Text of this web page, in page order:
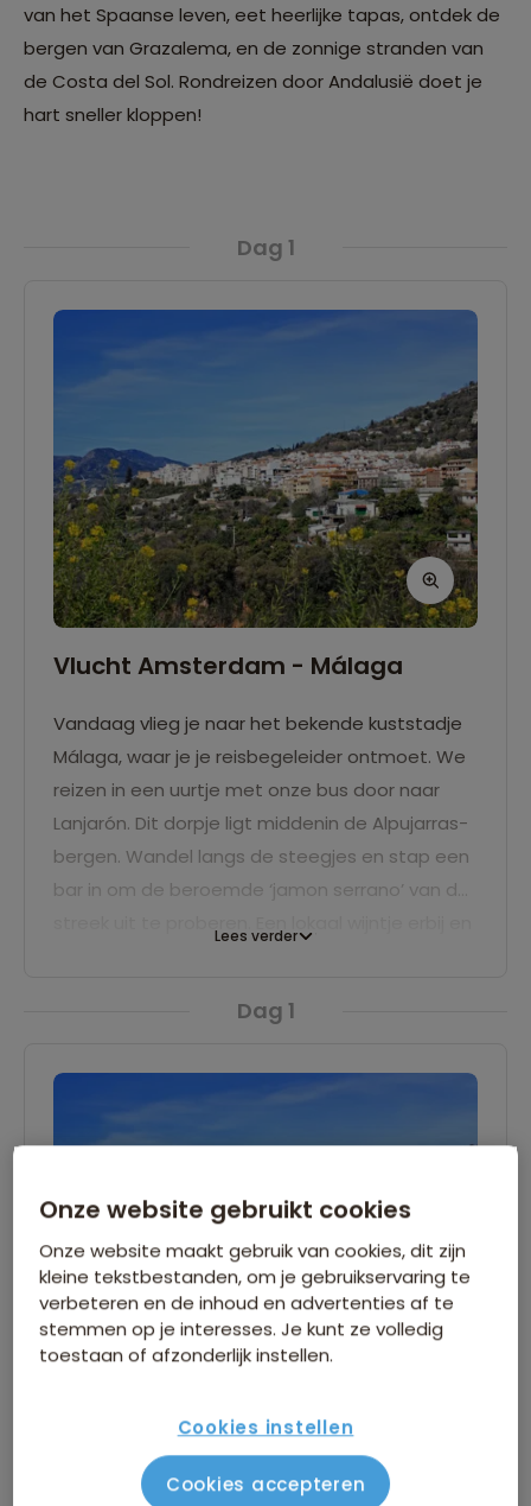
van het Spaanse leven, eet heerlijke tapas, ontdek de
bergen van Grazalema, en de zonnige stranden van
de Costa del Sol. Rondreizen door Andalusië doet je
hart sneller kloppen!
Dag 1
Vlucht Amsterdam - Málaga
Vandaag vlieg je naar het bekende kuststadje
Málaga, waar je je reisbegeleider ontmoet. We
reizen in een uurtje met onze bus door naar
Lanjarón. Dit dorpje ligt middenin de Alpujarras-
bergen. Wandel langs de steegjes en stap een
bar in om de beroemde ‘jamon serrano’ van de
Lees verder
Dag 1
Vlucht Amsterdam - Málaga
Vandaag vlieg je naar het bekende kuststadje
Onze website gebruikt cookies
Onze website maakt gebruik van cookies, dit zijn
kleine tekstbestanden, om je gebruikservaring te
verbeteren en de inhoud en advertenties af te
stemmen op je interesses. Je kunt ze volledig
toestaan of afzonderlijk instellen.
Cookies instellen
Cookies accepteren